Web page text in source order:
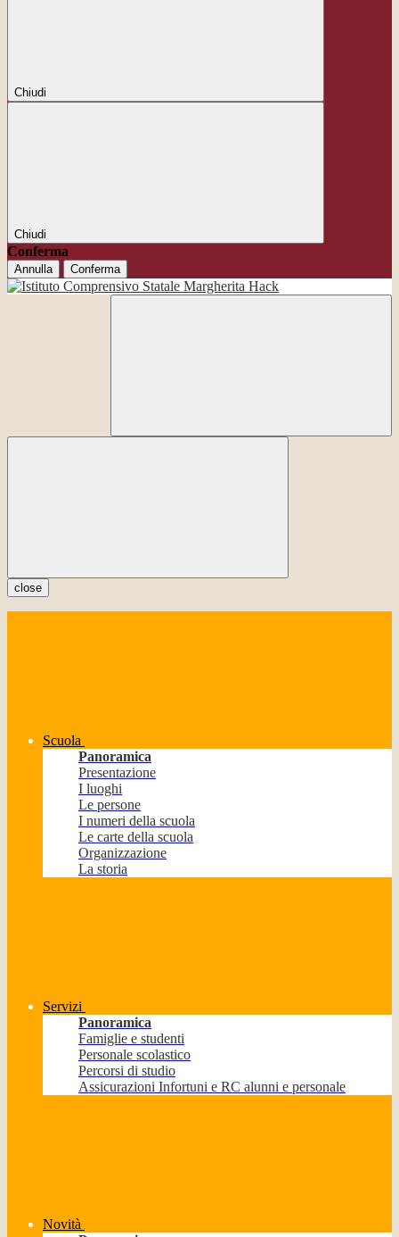
Chiudi
Chiudi
Conferma
Annulla Conferma
close
Scuola
Panoramica
Presentazione
I luoghi
Le persone
I numeri della scuola
Le carte della scuola
Organizzazione
La storia
Servizi
Panoramica
Famiglie e studenti
Personale scolastico
Percorsi di studio
Assicurazioni Infortuni e RC alunni e personale
Novità